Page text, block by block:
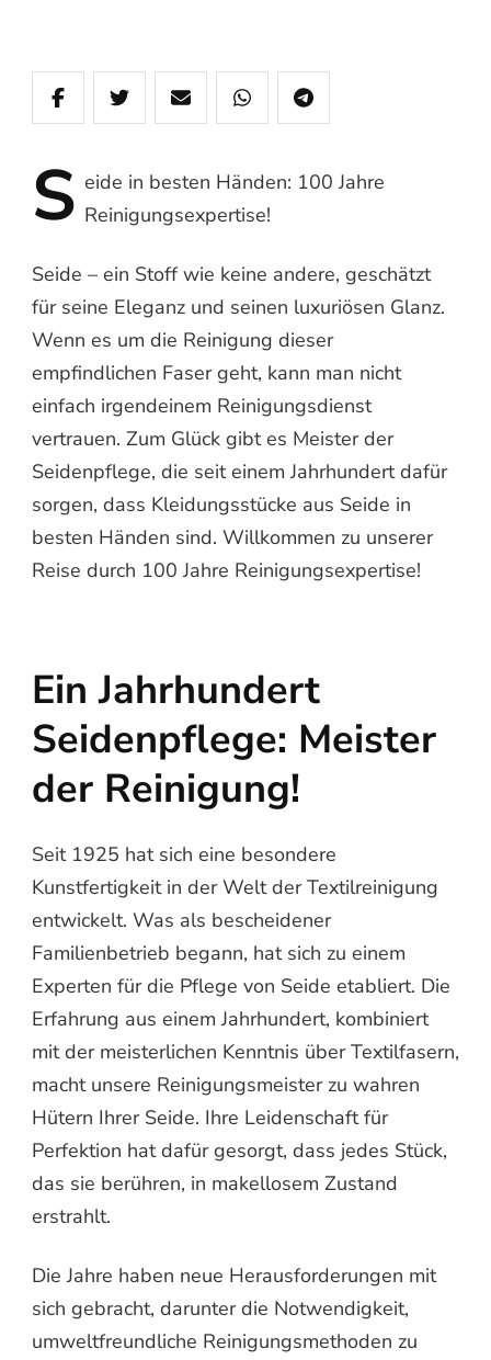
S eide in besten Händen: 100 Jahre
Reinigungsexpertise!
Seide – ein Stoff wie keine andere, geschätzt
für seine Eleganz und seinen luxuriösen Glanz.
Wenn es um die Reinigung dieser
empfindlichen Faser geht, kann man nicht
einfach irgendeinem Reinigungsdienst
vertrauen. Zum Glück gibt es Meister der
Seidenpflege, die seit einem Jahrhundert dafür
sorgen, dass Kleidungsstücke aus Seide in
besten Händen sind. Willkommen zu unserer
Reise durch 100 Jahre Reinigungsexpertise!
Ein Jahrhundert
Seidenpflege: Meister
der Reinigung!
Seit 1925 hat sich eine besondere
Kunstfertigkeit in der Welt der Textilreinigung
entwickelt. Was als bescheidener
Familienbetrieb begann, hat sich zu einem
Experten für die Pflege von Seide etabliert. Die
Erfahrung aus einem Jahrhundert, kombiniert
mit der meisterlichen Kenntnis über Textilfasern,
macht unsere Reinigungsmeister zu wahren
Hütern Ihrer Seide. Ihre Leidenschaft für
Perfektion hat dafür gesorgt, dass jedes Stück,
das sie berühren, in makellosem Zustand
erstrahlt.
Die Jahre haben neue Herausforderungen mit
sich gebracht, darunter die Notwendigkeit,
umweltfreundliche Reinigungsmethoden zu